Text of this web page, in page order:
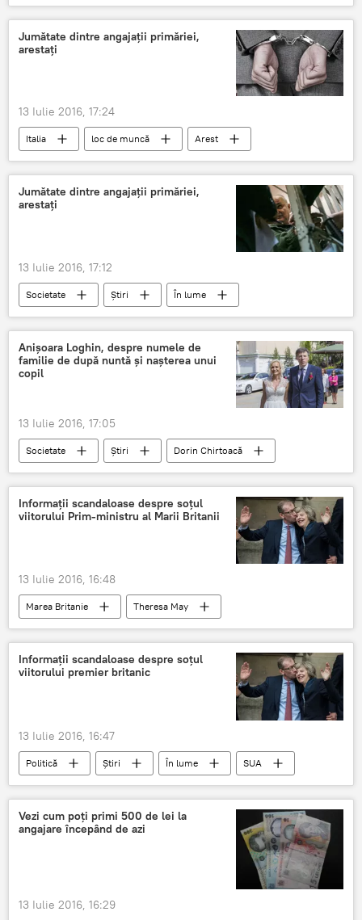
interdicție
televiziune
parlamentari
programe rusești
Vlad Bătrâncea
Jumătate dintre angajații primăriei,
arestați
13 Iulie 2016, 17:24
Italia loc de muncă
Arest
Primărie
Funcționari
Investigație
Absențe
Jumătate dintre angajații primăriei,
arestați
13 Iulie 2016, 17:12
Societate Știri
În lume
Italia
Arest
Primărie
Angajați
Anișoara Loghin, despre numele de
familie de după nuntă și nașterea unui
copil
13 Iulie 2016, 17:05
Societate Știri
Dorin Chirtoacă
Anişoara Loghin
interviu
Copil
căsătorie
Nuntă
Primarul de Chişinău
Informații scandaloase despre soțul
viitorului Prim-ministru al Marii Britanii
13 Iulie 2016, 16:48
Marea Britanie
Theresa May
Prim-ministru
Partidul Conservator
Eschivare
Scandal
soț
Fond de investiții
Informații scandaloase despre soțul
viitorului premier britanic
13 Iulie 2016, 16:47
Politică Știri În lume
SUA
Marea Britanie
Scandal
Corporaţii
Theresa May
Evaziune fiscală
Vezi cum poți primi 500 de lei la
angajare începând de azi
13 Iulie 2016, 16:29